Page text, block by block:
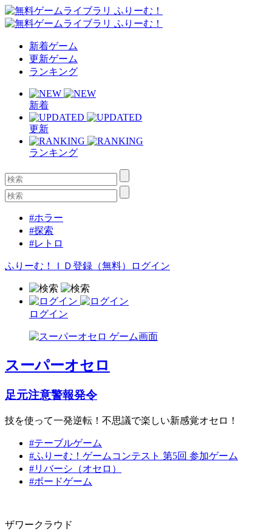
新着ゲーム
更新ゲーム
ランキング
新着
更新
ランキング
#ホラー
#探索
#レトロ
ふりーむ！ＩＤ登録（無料） ログイン
ログイン
スーパーオセロ
足元注意警報発令
技を使って一発逆転！不思議で楽しい新感覚オセロ！
#テーブルゲーム
#ふりーむ！ゲームコンテスト 第5回 参加ゲーム
#リバーシ（オセロ）
#ボードゲーム
ザワークラウド